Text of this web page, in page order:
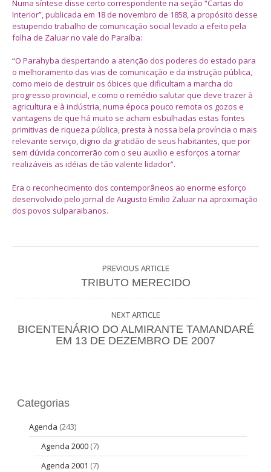
Numa síntese disse certo correspondente na seção “Cartas do
Interior”, publicada em 18 de novembro de 1858, a propósito desse
estupendo trabalho de comunicação social levado a efeito pela
folha de Zaluar no vale do Paraíba:
“O Parahyba despertando a atenção dos poderes do estado para
o melhoramento das vias de comunicação e da instrução pública,
como meio de destruir os óbices que dificultam a marcha do
progresso provincial, e como o remédio salutar que deve trazer à
agricultura e à indústria, numa época pouco remota os gozos e
vantagens de que há muito se acham esbulhadas estas fontes
primitivas de riqueza pública, presta à nossa bela província o mais
relevante serviço, digno da gratidão de seus habitantes, que por
sem dúvida concorrerão com o seu auxílio e esforços a tornar
realizáveis as idéias de tão valente lidador”.
Era o reconhecimento dos contemporâneos ao enorme esforço
desenvolvido pelo jornal de Augusto Emilio Zaluar na aproximação
dos povos sulparaibanos.
PREVIOUS ARTICLE
TRIBUTO MERECIDO
NEXT ARTICLE
BICENTENÁRIO DO ALMIRANTE TAMANDARÉ
EM 13 DE DEZEMBRO DE 2007
Categorias
Agenda (243)
Agenda 2000 (7)
Agenda 2001 (7)